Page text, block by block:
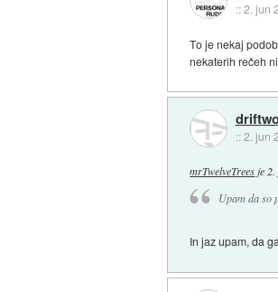
::2. jun
To je nekaj
nekaterih rečeh
::2. jun
mrTwelveTrees je
Upam da so
In jaz upam, da